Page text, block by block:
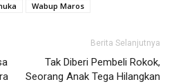
Wabup Maros
Berita Selanjutnya
Tak Diberi Pembeli Rokok,
Seorang Anak Tega Hilangkan